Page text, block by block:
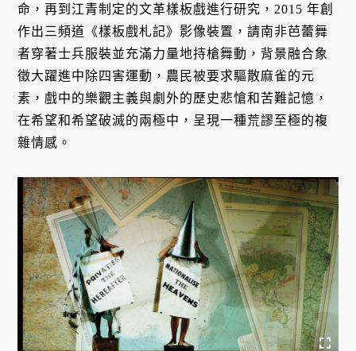
命，再到江青制定的文革樣板戲進行研究，2015 年創
作出三頻道《樣板戲札記》影像裝置，請南非芭蕾舞
者穿著士兵服裝並充滿力量地持槍舞動，背景融合象
徵大躍進中除四害運動，農民被要求驅散麻雀的元
素，戲中的樂觀主義與劇外的歷史悲愴和苦難記憶，
在希望和希望破滅的兩極中，呈現一種荒謬至極的複
雜情感。